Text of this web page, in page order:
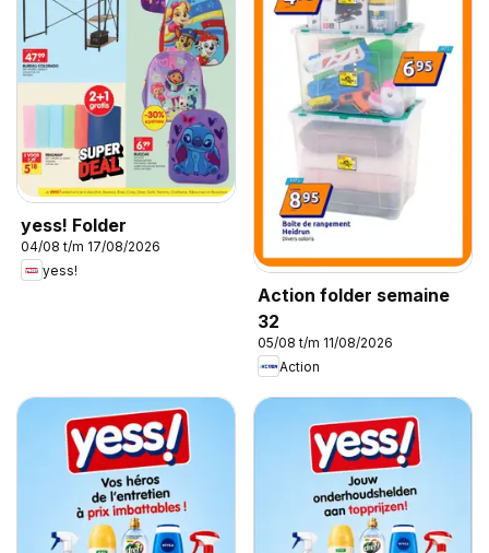
yess! Folder
04/08 t/m 17/08/2026
yess!
Action folder semaine
32
05/08 t/m 11/08/2026
Action